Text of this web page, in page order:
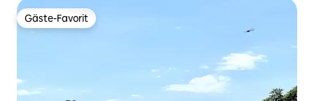
Gäste-Favorit
Gäste-Favorit